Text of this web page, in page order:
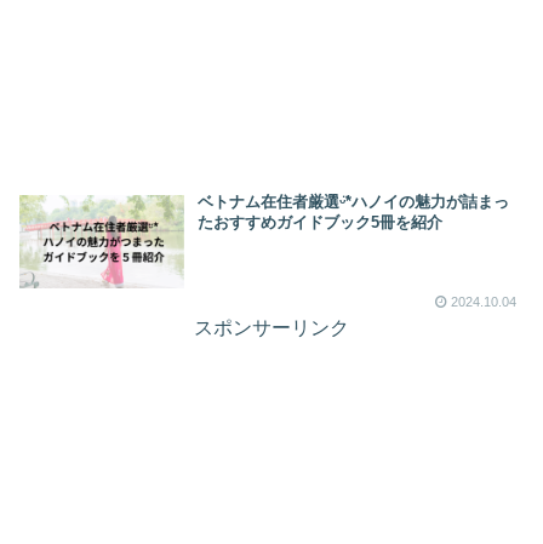
ベトナム在住者厳選ᵕ̈*ハノイの魅力が詰まっ
たおすすめガイドブック5冊を紹介
2024.10.04
スポンサーリンク